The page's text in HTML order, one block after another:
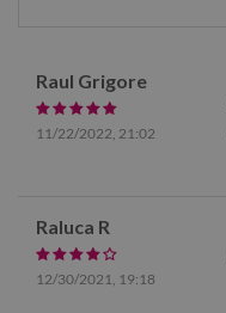
Raul Grigore
11/22/2022, 21:02
Raluca R
12/30/2021, 19:18